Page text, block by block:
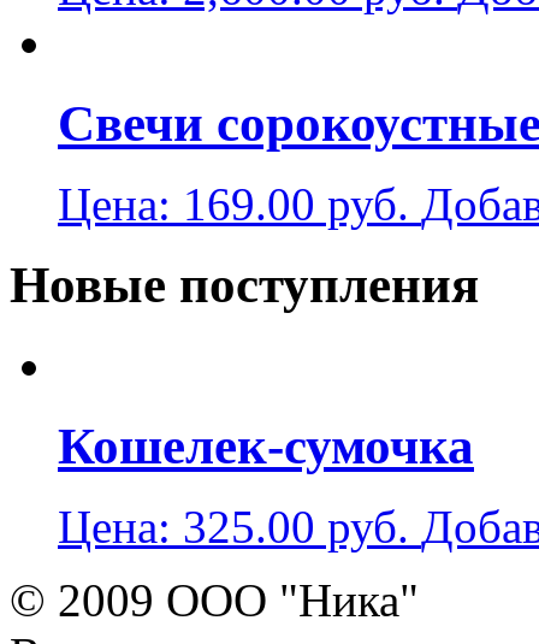
Свечи
Цена: 169.00 руб.
Новые поступления
Кошелек-сумочка
Цена: 325.00 руб.
© 2009 ООО "Ника"